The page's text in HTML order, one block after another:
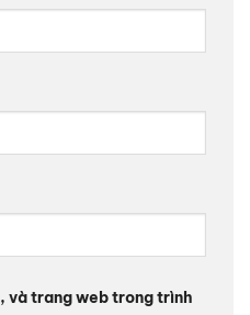
và trang web trong trình